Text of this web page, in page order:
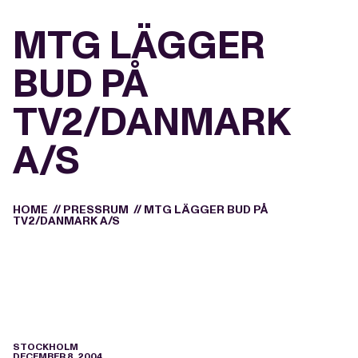
MTG LÄGGER
BUD PÅ
TV2/DANMARK
A/S
HOME // PRESSRUM // MTG LÄGGER BUD PÅ
TV2/DANMARK A/S
STOCKHOLM